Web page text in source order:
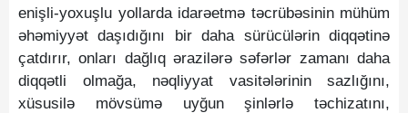
enişli-yoxuşlu yollarda idarəetmə təcrübəsinin mühüm
əhəmiyyət daşıdığını bir daha sürücülərin diqqətinə
çatdırır, onları dağlıq ərazilərə səfərlər zamanı daha
diqqətli olmağa, nəqliyyat vasitələrinin sazlığını,
xüsusilə mövsümə uyğun şinlərlə təchizatını,